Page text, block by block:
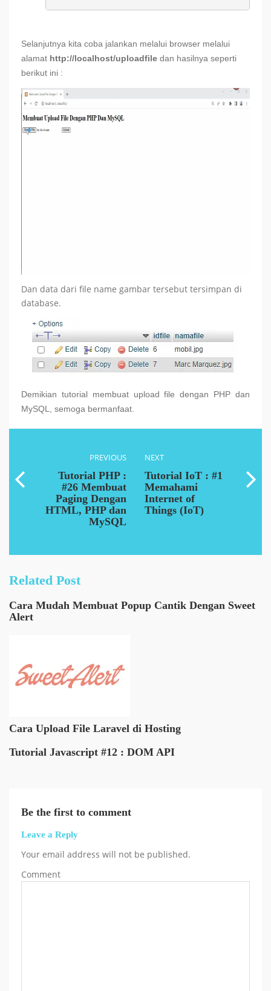
Selanjutnya kita coba jalankan melalui browser melalui
alamat http://localhost/uploadfile dan hasilnya seperti
berikut ini :
Dan data dari file name gambar tersebut tersimpan di
database.
Demikian tutorial membuat upload file dengan PHP dan
MySQL, semoga bermanfaat.
PREVIOUS
Tutorial PHP :
#26 Membuat
Paging Dengan
HTML, PHP dan
MySQL
NEXT
Tutorial IoT : #1
Memahami
Internet of
Things (IoT)
Related Post
Cara Mudah Membuat Popup Cantik Dengan Sweet
Alert
Cara Upload File Laravel di Hosting
Tutorial Javascript #12 : DOM API
Be the first to comment
Leave a Reply
Your email address will not be published.
Comment